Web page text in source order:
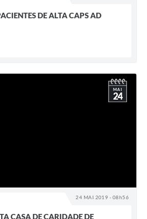
DE ALTA CAPS AD
24 MAI 2019 - 08h56
MAI
24
CASA DE CARIDADE DE